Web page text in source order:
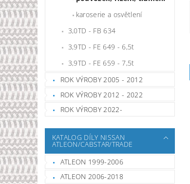
karoserie a osvětlení
3,0TD - FB 634
3,9TD - FE 649 - 6,5t
3,9TD - FE 659 - 7,5t
ROK VÝROBY 2005 - 2012
ROK VÝROBY 2012 - 2022
ROK VÝROBY 2022-
KATALOG DÍLY NISSAN
ATLEON/CABSTAR/TRADE
ATLEON 1999-2006
ATLEON 2006-2018